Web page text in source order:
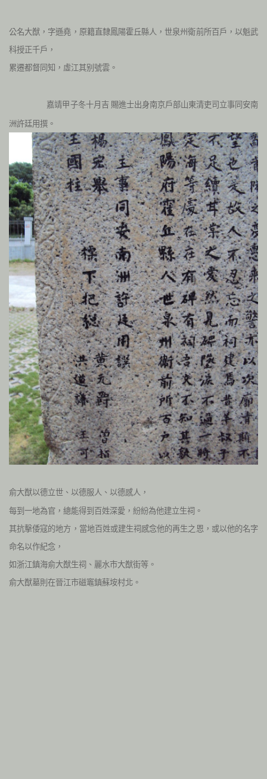
公名大猷，字遜堯，原籍直隸鳳陽霍丘縣人，世泉州衛前所百戶，以魁武
科授正千戶，
累遷都督同知，虛江其别號雲。
嘉靖甲子冬十月吉 賜進士出身南京戶部山東清吏司立事同安南
洲許廷用撰。
俞大猷以德立世、以德服人、以德感人，
每到一地為官，總能得到百姓深愛，紛紛為他建立生祠。
其抗擊倭寇的地方，當地百姓或建生祠感念他的再生之恩，或以他的名字
命名以作紀念，
如浙江鎮海俞大猷生祠、麗水市大猷街等。
俞大猷墓則在晉江市磁竈鎮蘇垵村北。